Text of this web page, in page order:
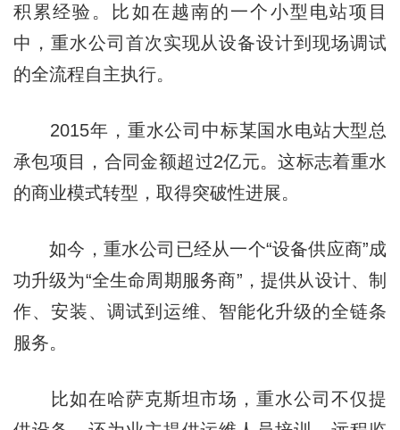
积累经验。比如在越南的一个小型电站项目
中，重水公司首次实现从设备设计到现场调试
的全流程自主执行。
2015年，重水公司中标某国水电站大型总
承包项目，合同金额超过2亿元。这标志着重水
的商业模式转型，取得突破性进展。
如今，重水公司已经从一个“设备供应商”成
功升级为“全生命周期服务商”，提供从设计、制
作、安装、调试到运维、智能化升级的全链条
服务。
比如在哈萨克斯坦市场，重水公司不仅提